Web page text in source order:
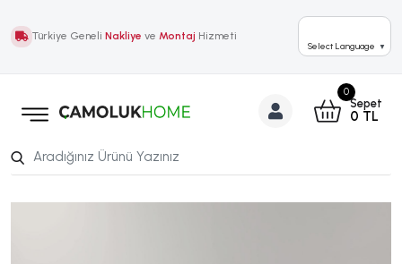
Türkiye Geneli Nakliye ve Montaj Hizmeti
Select Language ▼
0
Sepet
0 TL